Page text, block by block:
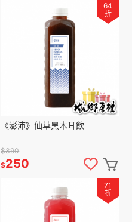
64
折
《澎沛》仙草黑木耳飲
$390
$250
71
折